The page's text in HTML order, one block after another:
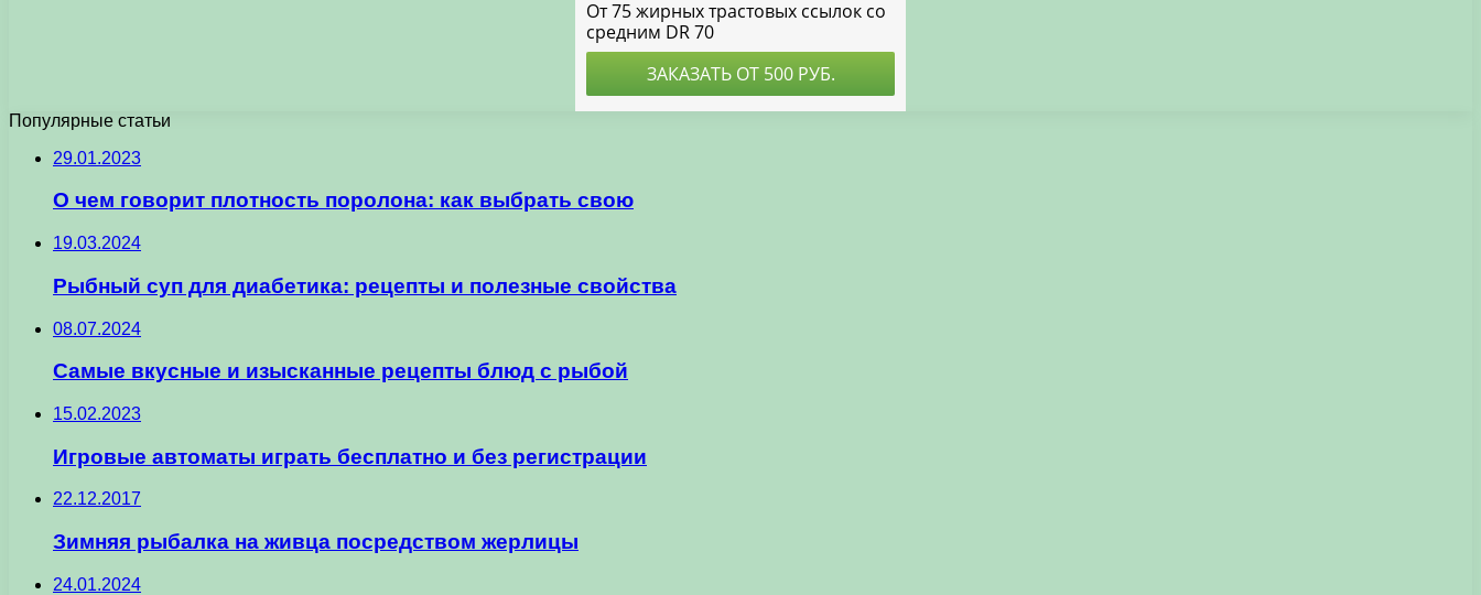
Популярные статьи
29.01.2023
О чем говорит плотность поролона: как выбрать свою
19.03.2024
Рыбный суп для диабетика: рецепты и полезные свойства
08.07.2024
Самые вкусные и изысканные рецепты блюд с рыбой
15.02.2023
Игровые автоматы играть бесплатно и без регистрации
22.12.2017
Зимняя рыбалка на живца посредством жерлицы
24.01.2024